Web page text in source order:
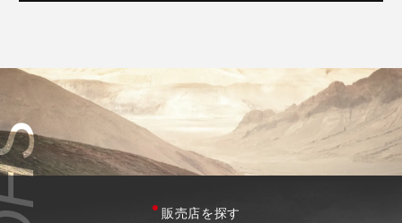
販売店を探す